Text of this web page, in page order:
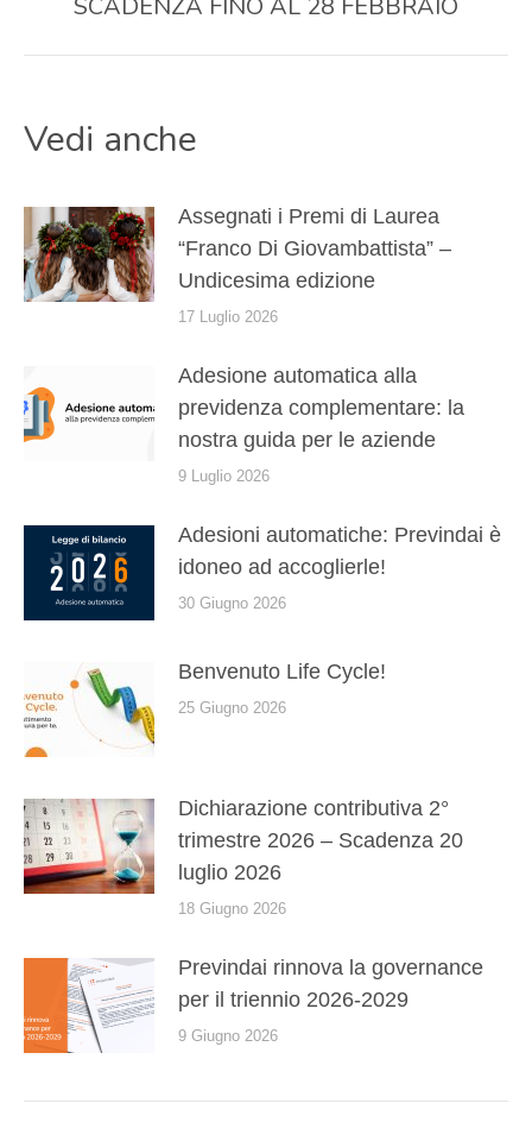
SCADENZA FINO AL 28 FEBBRAIO
Vedi anche
Assegnati i Premi di Laurea
“Franco Di Giovambattista” –
Undicesima edizione
17 Luglio 2026
Adesione automatica alla
previdenza complementare: la
nostra guida per le aziende
9 Luglio 2026
Adesioni automatiche: Previndai è
idoneo ad accoglierle!
30 Giugno 2026
Benvenuto Life Cycle!
25 Giugno 2026
Dichiarazione contributiva 2°
trimestre 2026 – Scadenza 20
luglio 2026
18 Giugno 2026
Previndai rinnova la governance
per il triennio 2026-2029
9 Giugno 2026